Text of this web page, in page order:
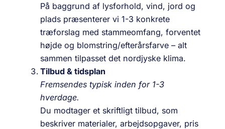
På baggrund af lysforhold, vind, jord og
plads præsenterer vi 1-3 konkrete
træforslag med stammeomfang, forventet
højde og blomstring/efterårsfarve – alt
sammen tilpasset det nordjyske klima.
Tilbud & tidsplan
Fremsendes typisk inden for 1-3
hverdage.
Du modtager et skriftligt tilbud, som
beskriver materialer, arbejdsopgaver, pris